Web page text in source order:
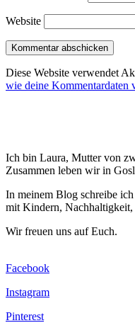
Website
Diese Website verwendet
wie deine Kommentardaten
Ich bin Laura, Mutter von
Zusammen leben wir in
In meinem Blog schreibe
mit Kindern,
Wir freuen uns auf Euch.
Facebook
Instagram
Pinterest